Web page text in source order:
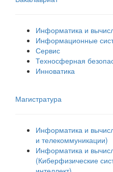
Информатика и
Информационные
Сервис
Техносферная
Инноватика
Магистратура
Информатика и
и телекоммуникации)
Информатика и
(Киберфизические